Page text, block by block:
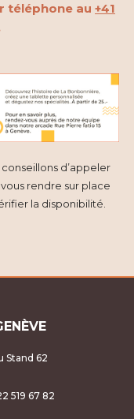
téléphone au +41
d’appeler
rendre sur place
la disponibilité.
Stand 62
519 67 82